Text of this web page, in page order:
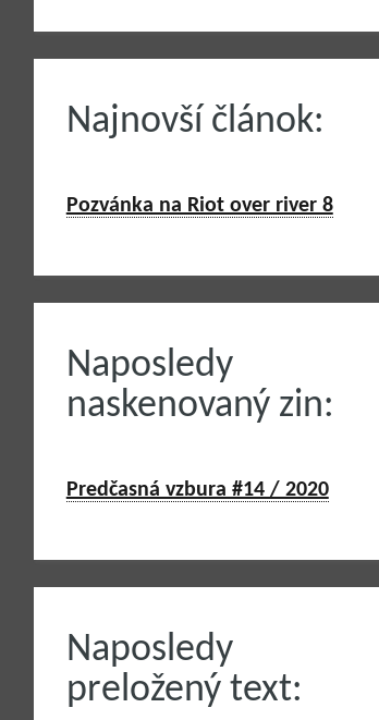
Najnovší článok:
Pozvánka na Riot over river 8
Naposledy
naskenovaný zin:
Predčasná vzbura #14 / 2020
Naposledy
preložený text: